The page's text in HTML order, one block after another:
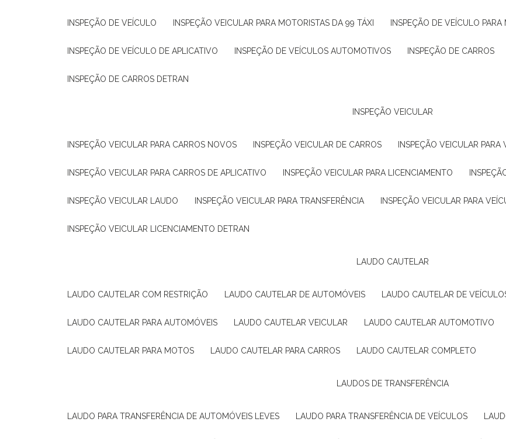
INSPEÇÃO DE VEÍCULO INSPEÇÃO VEICULAR PARA MOTORISTAS DA 99 TÁXI INSPEÇÃO DE VEÍCULO
INSPEÇÃO DE VEÍCULO DE APLICATIVO INSPEÇÃO DE VEÍCULOS AUTOMOTIVOS INSPEÇÃO DE CARROS
INSPEÇÃO DE CARROS DETRAN
INSPEÇÃO VEICULAR
INSPEÇÃO VEICULAR PARA CARROS NOVOS INSPEÇÃO VEICULAR DE CARROS INSPEÇÃO VEICULAR
INSPEÇÃO VEICULAR PARA CARROS DE APLICATIVO INSPEÇÃO VEICULAR PARA LICENCIAMENTO
INSPEÇÃO VEICULAR LAUDO INSPEÇÃO VEICULAR PARA TRANSFERÊNCIA INSPEÇÃO VEICULAR PARA
INSPEÇÃO VEICULAR LICENCIAMENTO DETRAN
LAUDO CAUTELAR
LAUDO CAUTELAR COM RESTRIÇÃO LAUDO CAUTELAR DE AUTOMÓVEIS LAUDO CAUTELAR DE
LAUDO CAUTELAR PARA AUTOMÓVEIS LAUDO CAUTELAR VEICULAR LAUDO CAUTELAR AUTOMOTIVO
LAUDO CAUTELAR PARA MOTOS LAUDO CAUTELAR PARA CARROS LAUDO CAUTELAR COMPLETO
LAUDOS DE TRANSFERÊNCIA
LAUDO PARA TRANSFERÊNCIA DE AUTOMÓVEIS LEVES LAUDO PARA TRANSFERÊNCIA DE VEÍCULOS